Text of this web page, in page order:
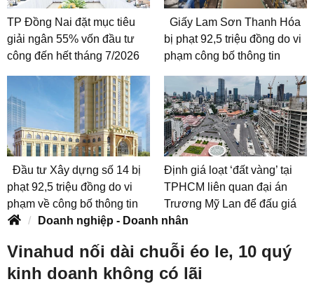
TP Đồng Nai đặt mục tiêu
giải ngân 55% vốn đầu tư
công đến hết tháng 7/2026
Giấy Lam Sơn Thanh Hóa
bị phạt 92,5 triệu đồng do vi
phạm công bố thông tin
Đầu tư Xây dựng số 14 bị
phạt 92,5 triệu đồng do vi
phạm về công bố thông tin
Định giá loạt ‘đất vàng’ tại
TPHCM liên quan đại án
Trương Mỹ Lan để đấu giá
Doanh nghiệp - Doanh nhân
Vinahud nối dài chuỗi éo le, 10 quý
kinh doanh không có lãi